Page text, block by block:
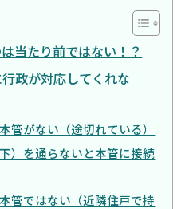
当たり前ではない！？
政が対応してくれな
がない（途切れている）
）を通らないと本管に接続
管ではない（近隣住戸で持